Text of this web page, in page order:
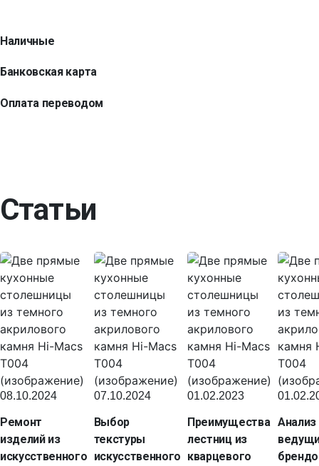
Наличные
Банковская карта
Оплата переводом
Статьи
08.10.2024
Ремонт
изделий из
искусственного
07.10.2024
Выбор
текстуры
искусственного
01.02.2023
Преимущества
лестниц из
кварцевого
Анализ